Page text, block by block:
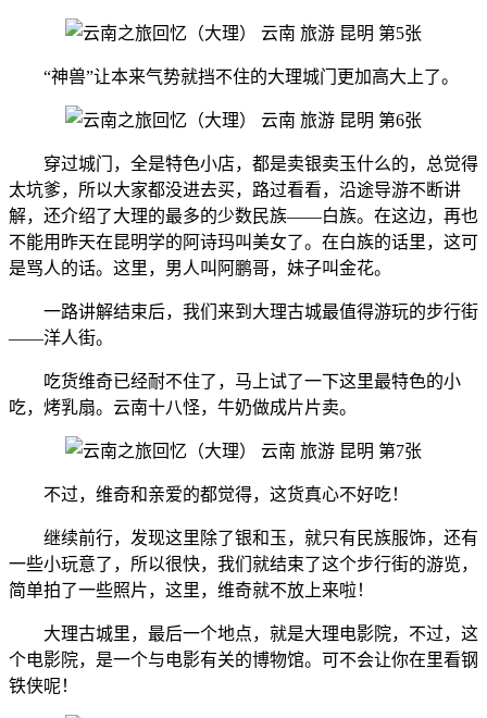
“神兽”让本来气势就挡不住的大理城门更加高大上了。
穿过城门，全是特色小店，都是卖银卖玉什么的，总觉得
太坑爹，所以大家都没进去买，路过看看，沿途导游不断讲
解，还介绍了大理的最多的少数民族——白族。在这边，再也
不能用昨天在昆明学的阿诗玛叫美女了。在白族的话里，这可
是骂人的话。这里，男人叫阿鹏哥，妹子叫金花。
一路讲解结束后，我们来到大理古城最值得游玩的步行街
——洋人街。
吃货维奇已经耐不住了，马上试了一下这里最特色的小
吃，烤乳扇。云南十八怪，牛奶做成片片卖。
不过，维奇和亲爱的都觉得，这货真心不好吃！
继续前行，发现这里除了银和玉，就只有民族服饰，还有
一些小玩意了，所以很快，我们就结束了这个步行街的游览，
简单拍了一些照片，这里，维奇就不放上来啦！
大理古城里，最后一个地点，就是大理电影院，不过，这
个电影院，是一个与电影有关的博物馆。可不会让你在里看钢
铁侠呢！